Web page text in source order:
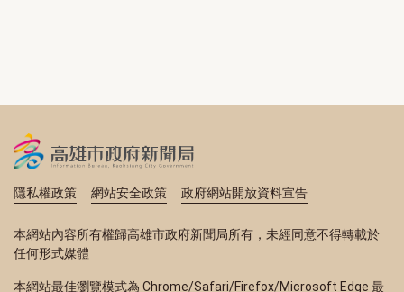
隱私權政策 網站安全政策 政府網站開放資料宣告
本網站內容所有權歸高雄市政府新聞局所有，未經同意不得轉載於
任何形式媒體
本網站最佳瀏覽模式為 Chrome/Safari/Firefox/Microsoft Edge 最